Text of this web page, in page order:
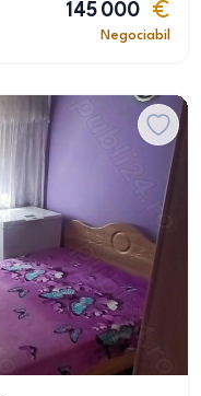
145 000
Negociabil